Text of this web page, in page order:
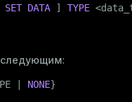
SET DATA ] TYPE
| NONE}